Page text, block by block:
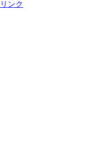
ンク